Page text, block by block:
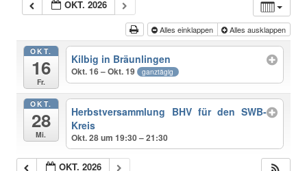
OKT. 2026
Alles einklappen Alles ausklappen
OKT.
16
Fr.
Kilbig in Bräunlingen
Okt. 16 – Okt. 19 ganztägig
OKT.
28
Mi.
Herbstversammlung BHV für den SWB-
Kreis
Okt. 28 um 19:30 – 21:30
OKT. 2026